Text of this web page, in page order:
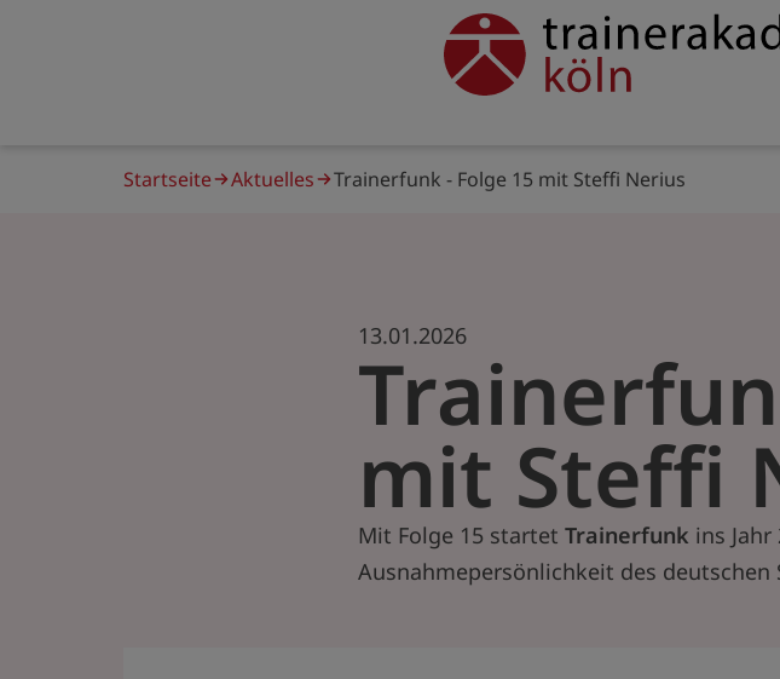
Service
navigation
trainerakademie
Startseite Aktuelles Trainerfunk - Folge 15 mit Steffi Nerius
mit Steffi
13.01.2026
Mit Folge 15 startet Trainerfunk ins
Ausnahmepersönlichkeit des deutschen